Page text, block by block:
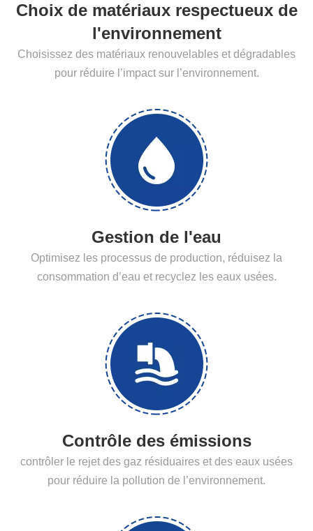
Choix de matériaux respectueux de
l'environnement
Choisissez des matériaux renouvelables et dégradables
pour réduire l’impact sur l’environnement.
Gestion de l'eau
Optimisez les processus de production, réduisez la
consommation d’eau et recyclez les eaux usées.
Contrôle des émissions
contrôler le rejet des gaz résiduaires et des eaux usées
pour réduire la pollution de l’environnement.